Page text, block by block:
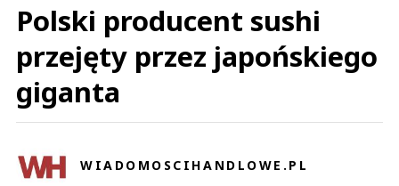
Polski producent sushi
przejęty przez japońskiego
giganta
WIADOMOSCIHANDLOWE.PL